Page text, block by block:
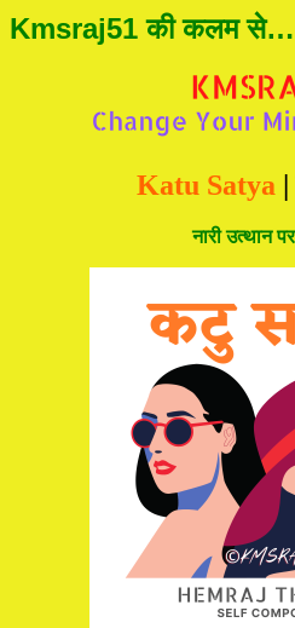
Kmsraj51 की कलम
Katu Satya|
नारी उत्थान